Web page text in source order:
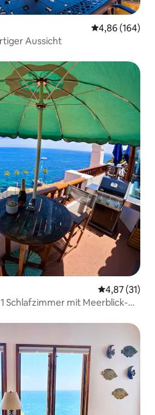
4,86 (164)
Aussicht
4,87 (31)
Schlafzimmer mit Meerblick-